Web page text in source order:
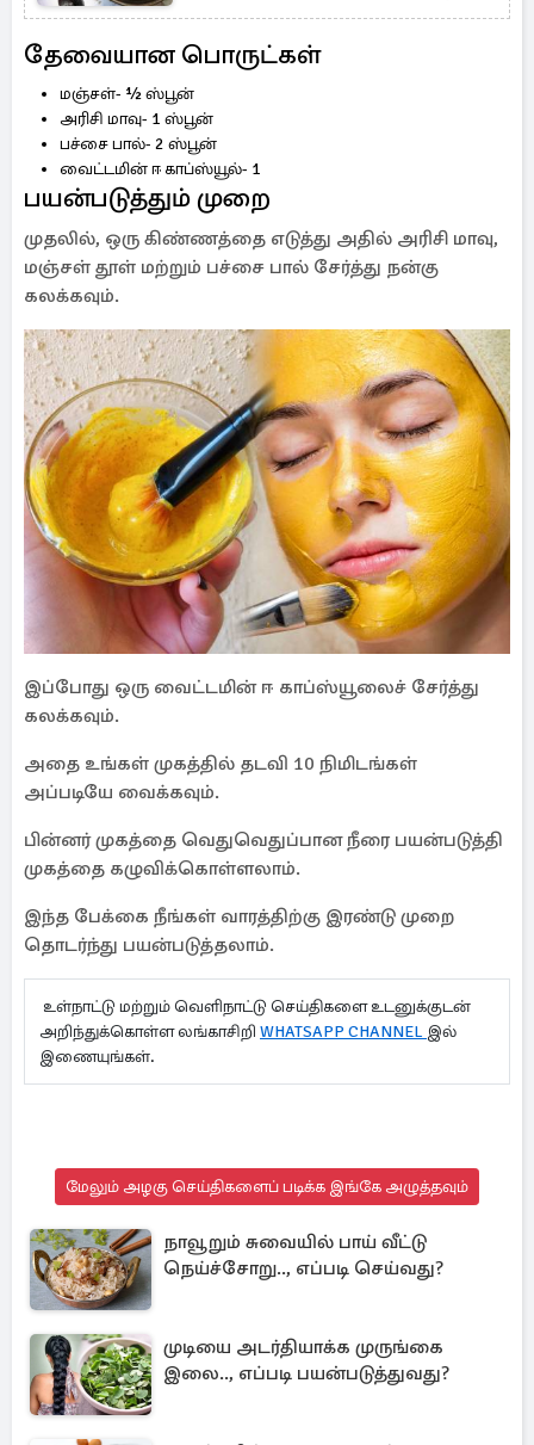
தேவையான பொருட்கள்
மஞ்சள்- ½ ஸ்பூன்
அரிசி மாவு- 1 ஸ்பூன்
பச்சை பால்- 2 ஸ்பூன்
வைட்டமின் ஈ காப்ஸ்யூல்- 1
பயன்படுத்தும் முறை
முதலில், ஒரு கிண்ணத்தை எடுத்து அதில் அரிசி மாவு,
மஞ்சள் தூள் மற்றும் பச்சை பால் சேர்த்து நன்கு
கலக்கவும்.
இப்போது ஒரு வைட்டமின் ஈ காப்ஸ்யூலைச் சேர்த்து
கலக்கவும்.
அதை உங்கள் முகத்தில் தடவி 10 நிமிடங்கள்
அப்படியே வைக்கவும்.
பின்னர் முகத்தை வெதுவெதுப்பான நீரை பயன்படுத்தி
முகத்தை கழுவிக்கொள்ளலாம்.
இந்த பேக்கை நீங்கள் வாரத்திற்கு இரண்டு முறை
தொடர்ந்து பயன்படுத்தலாம்.
உள்நாட்டு மற்றும் வெளிநாட்டு செய்திகளை உடனுக்குடன்
அறிந்துக்கொள்ள லங்காசிறி WHATSAPP CHANNEL இல்
இணையுங்கள்.
மேலும் அழகு செய்திகளைப் படிக்க இங்கே அழுத்தவும்
நாவூறும் சுவையில் பாய் வீட்டு
நெய்ச்சோறு.., எப்படி செய்வது?
முடியை அடர்தியாக்க முருங்கை
இலை.., எப்படி பயன்படுத்துவது?